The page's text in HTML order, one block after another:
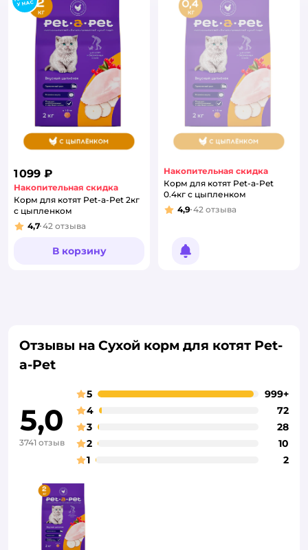
1 099 ₽
Накопительная скидка
Корм для котят Pet-a-Pet 2кг
с цыпленком
Рейтинг:
4,7 42 отзыва
В корзину
Накопительная скидка
Корм для котят Pet-a-Pet
0.4кг с цыпленком
Рейтинг:
4,9 42 отзыва
Уведомить о появлении
Отзывы на Сухой корм для котят Pet-
a-Pet
5,0
3741 отзыв
5
999+
4
72
3
28
2
10
1
2